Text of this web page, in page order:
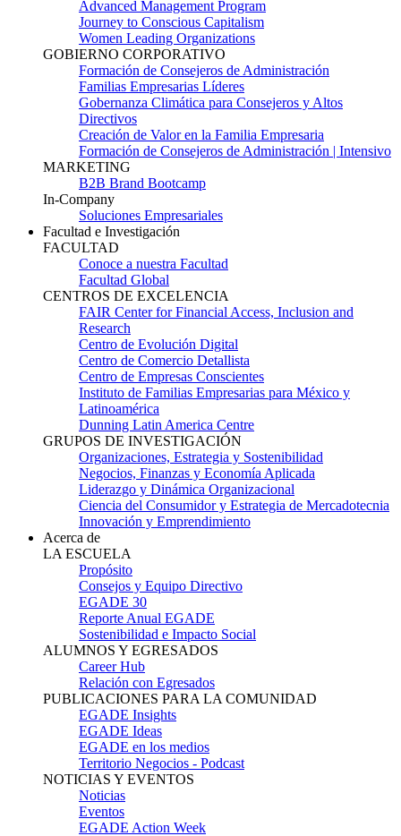
Advanced Management Program
Journey to Conscious Capitalism
Women Leading Organizations
GOBIERNO CORPORATIVO
Formación de Consejeros de Administración
Familias Empresarias Líderes
Gobernanza Climática para Consejeros y Altos
Directivos
Creación de Valor en la Familia Empresaria
Formación de Consejeros de Administración | Intensivo
MARKETING
B2B Brand Bootcamp
In-Company
Soluciones Empresariales
Facultad e Investigación
FACULTAD
Conoce a nuestra Facultad
Facultad Global
CENTROS DE EXCELENCIA
FAIR Center for Financial Access, Inclusion and
Research
Centro de Evolución Digital
Centro de Comercio Detallista
Centro de Empresas Conscientes
Instituto de Familias Empresarias para México y
Latinoamérica
Dunning Latin America Centre
GRUPOS DE INVESTIGACIÓN
Organizaciones, Estrategia y Sostenibilidad
Negocios, Finanzas y Economía Aplicada
Liderazgo y Dinámica Organizacional
Ciencia del Consumidor y Estrategia de Mercadotecnia
Innovación y Emprendimiento
Acerca de
LA ESCUELA
Propósito
Consejos y Equipo Directivo
EGADE 30
Reporte Anual EGADE
Sostenibilidad e Impacto Social
ALUMNOS Y EGRESADOS
Career Hub
Relación con Egresados
PUBLICACIONES PARA LA COMUNIDAD
EGADE Insights
EGADE Ideas
EGADE en los medios
Territorio Negocios - Podcast
NOTICIAS Y EVENTOS
Noticias
Eventos
EGADE Action Week